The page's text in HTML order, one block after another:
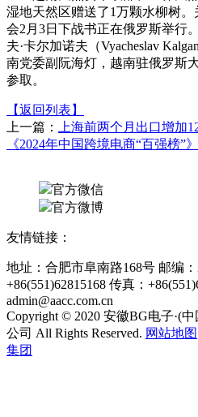
湿地天然区赠送了1万颗水柳树
会2月3日下战书正在俄罗斯举行
夫·卡尔加诺夫（Vyacheslav
南党委副阮海灯，越南驻俄罗斯
参取。
【返回列表】
上一篇：
上海前两个月出口增加
《2024年中国跨境电商“百强榜”
官方微信
官方微博
友情链接：
地址：合肥市阜南路168号 邮编：
+86(551)62815168 传真：
admin@aacc.com.cn
Copyright © 2020 安徽BG电子·(
公司 All Rights Reserved. 网站地图
集团